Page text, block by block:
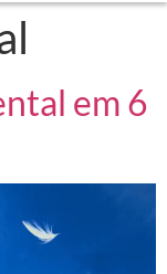
em 6